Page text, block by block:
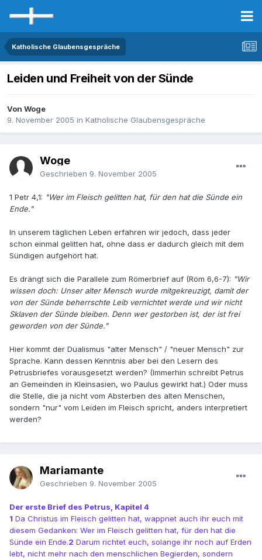
Katholische Glaubensgespräche
Leiden und Freiheit von der Sünde
Von Woge
9. November 2005 in Katholische Glaubensgespräche
Woge
Geschrieben 9. November 2005
1 Petr 4,1: "Wer im Fleisch gelitten hat, für den hat die Sünde ein
Ende."
In unserem täglichen Leben erfahren wir jedoch, dass jeder
schon einmal gelitten hat, ohne dass er dadurch gleich mit dem
Sündigen aufgehört hat.
Es drängt sich die Parallele zum Römerbrief auf (Röm 6,6-7): "Wir
wissen doch: Unser alter Mensch wurde mitgekreuzigt, damit der
von der Sünde beherrschte Leib vernichtet werde und wir nicht
Sklaven der Sünde bleiben. Denn wer gestorben ist, der ist frei
geworden von der Sünde."
Hier kommt der Dualismus "alter Mensch" / "neuer Mensch" zur
Sprache. Kann dessen Kenntnis aber bei den Lesern des
Petrusbriefes vorausgesetzt werden? (Immerhin schreibt Petrus
an Gemeinden in Kleinsasien, wo Paulus gewirkt hat.) Oder muss
die Stelle, die ja nicht vom Absterben des alten Menschen,
sondern "nur" vom Leiden im Fleisch spricht, anders interpretiert
werden?
Mariamante
Geschrieben 9. November 2005
Der erste Brief des Petrus, Kapitel 4
1 Da Christus im Fleisch gelitten hat, wappnet auch ihr euch mit
diesem Gedanken: Wer im Fleisch gelitten hat, für den hat die
Sünde ein Ende.2 Darum richtet euch, solange ihr noch auf Erden
lebt, nicht mehr nach den menschlichen Begierden, sondern